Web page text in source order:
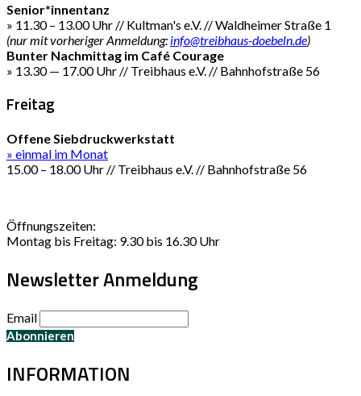
Senior*innentanz
» 11.30 – 13.00 Uhr // Kultman's e.V. // Waldheimer Straße 1
(nur mit vorheriger Anmeldung: info@treibhaus-doebeln.de)
Bunter Nachmittag im Café Courage
» 13.30 — 17.00 Uhr // Treibhaus e.V. // Bahnhofstraße 56
Freitag
Offene Siebdruckwerkstatt
» einmal im Monat
15.00 – 18.00 Uhr // Treibhaus e.V. // Bahnhofstraße 56
Öffnungszeiten:
Montag bis Freitag: 9.30 bis 16.30 Uhr
Newsletter Anmeldung
Email
INFORMATION